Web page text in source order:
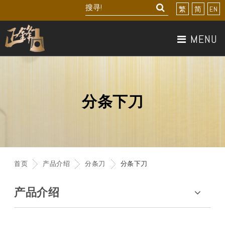
繁 简 EN
MENU
联络我们
分条下刀
首页 产品介绍 分条刀 分条下刀
产品介绍